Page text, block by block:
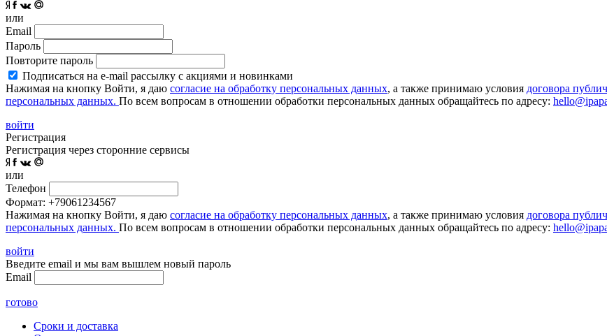
или
Email
Пароль
Повторите пароль
Подписаться на e-mail рассылку с акциями и новинками
Нажимая на кнопку Войти, я даю согласие на обработку персональных данных, а также принимаю условия договора
персональных данных. По всем вопросам в отношении обработки персональных данных обращайтесь по адресу:
войти
Регистрация
Регистрация через сторонние сервисы
или
Телефон
Формат: +79061234567
Нажимая на кнопку Войти, я даю согласие на обработку персональных данных, а также принимаю условия договора
персональных данных. По всем вопросам в отношении обработки персональных данных обращайтесь по адресу:
войти
Введите email и мы вам вышлем новый пароль
Email
готово
Сроки и доставка